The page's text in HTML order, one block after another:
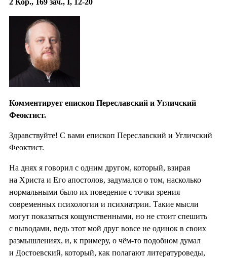
2 Кор., 169 зач., I, 12-20
Комментирует епископ Переславский и Угличский
Феоктист.
Здравствуйте! С вами епископ Переславский и Угличский
Феоктист.
На днях я говорил с одним другом, который, взирая
на Христа и Его апостолов, задумался о том, насколько
нормальными было их поведение с точки зрения
современных психологии и психиатрии. Такие мысли
могут показаться кощунственными, но не стоит спешить
с выводами, ведь этот мой друг вовсе не одинок в своих
размышлениях, и, к примеру, о чём-то подобном думал
и Достоевский, который, как полагают литературоведы,